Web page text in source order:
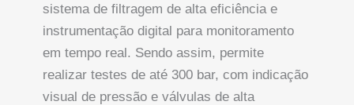
sistema de filtragem de alta eficiência e
instrumentação digital para monitoramento
em tempo real. Sendo assim, permite
realizar testes de até 300 bar, com indicação
visual de pressão e válvulas de alta